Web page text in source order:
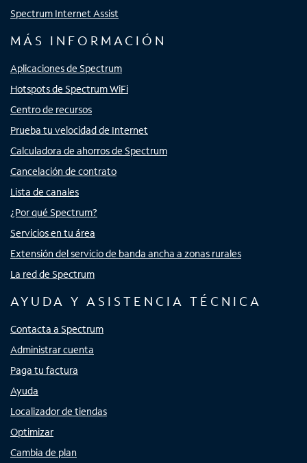
Spectrum Internet Assist
MÁS INFORMACIÓN
Aplicaciones de Spectrum
Hotspots de Spectrum WiFi
Centro de recursos
Prueba tu velocidad de Internet
Calculadora de ahorros de Spectrum
Cancelación de contrato
Lista de canales
¿Por qué Spectrum?
Servicios en tu área
Extensión del servicio de banda ancha a zonas rurales
La red de Spectrum
AYUDA Y ASISTENCIA TÉCNICA
Contacta a Spectrum
Administrar cuenta
Paga tu factura
Ayuda
Localizador de tiendas
Optimizar
Cambia de plan